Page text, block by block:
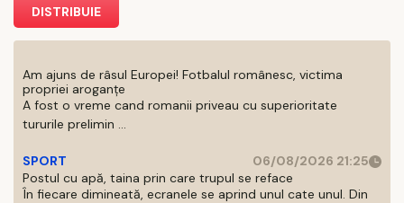
DISTRIBUIE
Am ajuns de râsul Europei! Fotbalul românesc, victima
propriei aroganțe
A fost o vreme cand romanii priveau cu superioritate
tururile prelimin ...
SPORT
06/08/2026 21:25
Postul cu apă, taina prin care trupul se reface
În fiecare dimineată, ecranele se aprind unul cate unul. Din